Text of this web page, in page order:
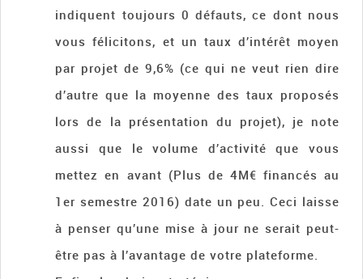
indiquent toujours 0 défauts, ce dont nous
vous félicitons, et un taux d’intérêt moyen
par projet de 9,6% (ce qui ne veut rien dire
d’autre que la moyenne des taux proposés
lors de la présentation du projet), je note
aussi que le volume d’activité que vous
mettez en avant (Plus de 4M€ financés au
1er semestre 2016) date un peu. Ceci laisse
à penser qu’une mise à jour ne serait peut-
être pas à l’avantage de votre plateforme.